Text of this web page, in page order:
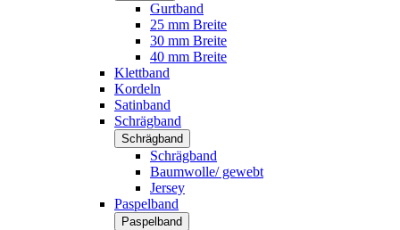
Gurtband
25 mm Breite
30 mm Breite
40 mm Breite
Klettband
Kordeln
Satinband
Schrägband
Schrägband
Schrägband
Baumwolle/ gewebt
Jersey
Paspelband
Paspelband